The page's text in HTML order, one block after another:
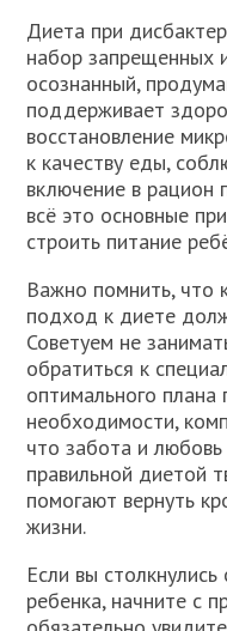
Диета при
набор запрещенных
осознанный,
поддерживает
восстановление
к качеству еды,
включение в рацион
всё это основные
строить питание
Важно помнить, что
подход к диете
Советуем не
обратиться к
оптимального плана
необходимости,
что забота и
правильной диетой
помогают вернуть
жизни.
Если вы
ребенка, начните с